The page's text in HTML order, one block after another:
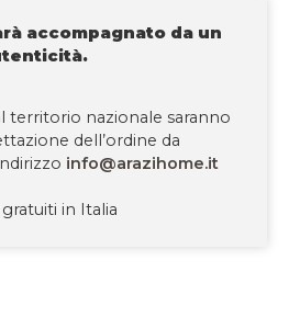
accompagnato da un
territorio nazionale saranno
dell’ordine da
info@arazihome.it
in Italia